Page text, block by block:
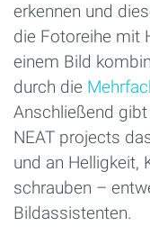
erkennen und
die Fotoreihe mit
einem Bild
durch die
Anschließend
NEAT projects
und an Helligkeit,
schrauben –
Bildassistenten.